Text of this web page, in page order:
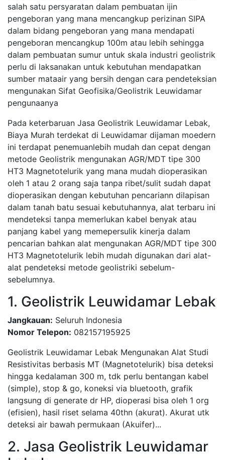
salah satu persyaratan dalam pembuatan ijin
pengeboran yang mana mencangkup perizinan SIPA
dalam bidang pengeboran yang mana mendapati
pengeboran mencangkup 100m atau lebih sehingga
dalam pembuatan sumur untuk skala industri geolistrik
perlu di laksanakan untuk kebutuhan mendapatkan
sumber mataair yang bersih dengan cara pendeteksian
mengunakan Sifat Geofisika/Geolistrik Leuwidamar
pengunaanya
Pada keterbaruan Jasa Geolistrik Leuwidamar Lebak,
Biaya Murah terdekat di Leuwidamar dijaman moedern
ini terdapat penemuanlebih mudah dan cepat dengan
metode Geolistrik mengunakan AGR/MDT tipe 300
HT3 Magnetotelurik yang mana mudah dioperasikan
oleh 1 atau 2 orang saja tanpa ribet/sulit sudah dapat
dioperasikan dengan kebutuhan pencariann dilapisan
dalam tanah batu sesuai kebutuhannya, alat terbaru ini
mendeteksi tanpa memerlukan kabel benyak atau
panjang kabel yang memepersulik kinerja dalam
pencarian bahkan alat mengunakan AGR/MDT tipe 300
HT3 Magnetotelurik lebih mudah digunakan dari alat-
alat pendeteksi metode geolistriki sebelum-
sebelumnya.
1. Geolistrik Leuwidamar Lebak
Jangkauan: Seluruh Indonesia
Nomor Telepon: 082157195925
Geolistrik Leuwidamar Lebak Mengunakan Alat Studi
Resistivitas berbasis MT (Magnetotelurik) bisa deteksi
hingga kedalaman 300 m, tdk perlu bentangan kabel
(simple), stop & go, koneksi via bluetooth, grafik
langsung di generate dr HP, dioperasi bisa oleh 1 org
(efisien), hasil riset selama 40thn (akurat). Akurat utk
deteksi air bawah permukaan (Akuifer)...
2. Jasa Geolistrik Leuwidamar